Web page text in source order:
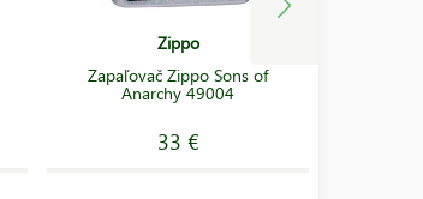
Zippo
Zapaľovač Zippo Sons of
Anarchy 49004
33 €